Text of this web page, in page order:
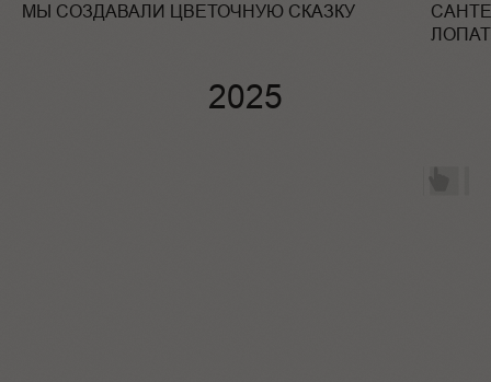
МЫ СОЗДАВАЛИ ЦВЕТОЧНУЮ СКАЗКУ
2025